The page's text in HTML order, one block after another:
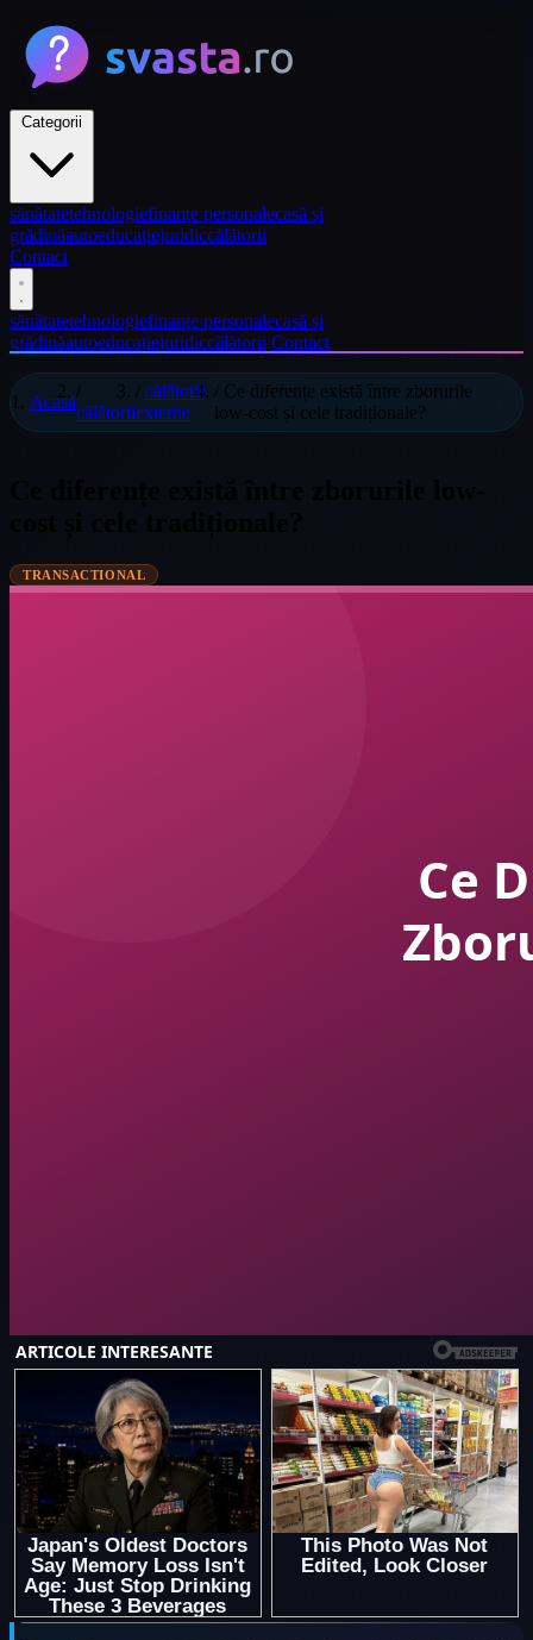
sănătatetehnologiefinanțe personalecasă și
grădinăautoeducațiejuridiccălătorii
Contact
sănătatetehnologiefinanțe personalecasă și
grădinăautoeducațiejuridiccălătorii Contact
Acasă
călătorii
călătorii
externe
/ Ce diferențe există între zborurile
low-cost și cele tradiționale?
TRANSACTIONAL